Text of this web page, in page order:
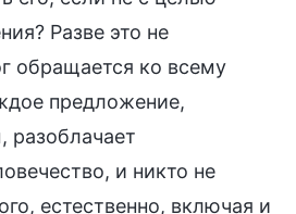
Разве это не
обращается ко всему
предложение,
разоблачает
и никто не
естественно, включая и